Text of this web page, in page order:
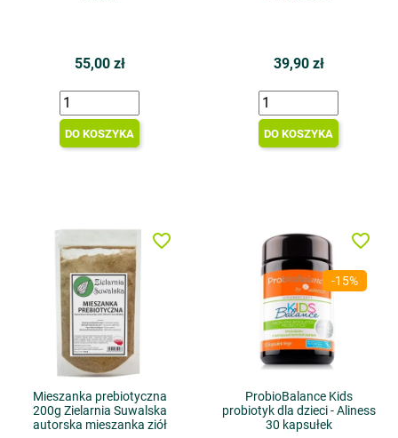
55,00 zł
DO KOSZYKA
39,90 zł
DO KOSZYKA
Mieszanka prebiotyczna
200g Zielarnia Suwalska
autorska mieszanka ziół
favorite_border
-15%
ProbioBalance Kids
probiotyk dla dzieci - Aliness
30 kapsułek
favorite_border